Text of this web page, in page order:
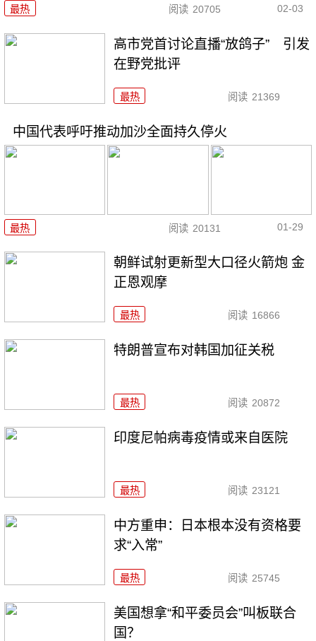
最热 阅读 20705 02-03
高市党首讨论直播“放鸽子” 引发
在野党批评
最热 阅读 21369
中国代表呼吁推动加沙全面持久停火
最热 阅读 20131 01-29
朝鲜试射更新型大口径火箭炮 金
正恩观摩
最热 阅读 16866
特朗普宣布对韩国加征关税
最热 阅读 20872
印度尼帕病毒疫情或来自医院
最热 阅读 23121
中方重申：日本根本没有资格要
求“入常”
最热 阅读 25745
美国想拿“和平委员会”叫板联合
国？